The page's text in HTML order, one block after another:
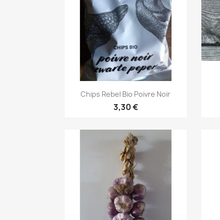
Aperçu rapide
Chips Rebel Bio Poivre Noir
3,30 €